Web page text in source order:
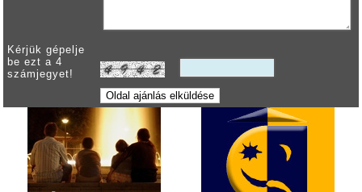
Kérjük gépelje
be ezt a 4
számjegyet!